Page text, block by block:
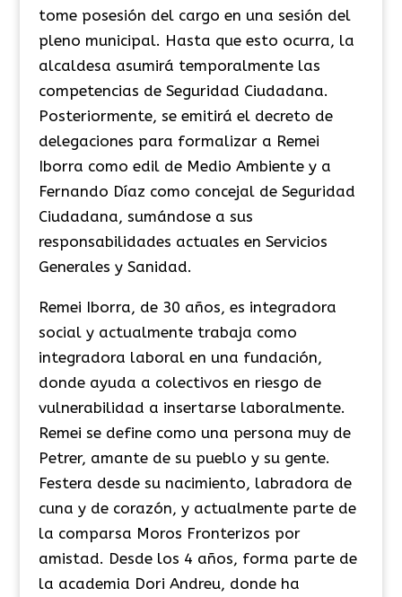
tome posesión del cargo en una sesión del
pleno municipal. Hasta que esto ocurra, la
alcaldesa asumirá temporalmente las
competencias de Seguridad Ciudadana.
Posteriormente, se emitirá el decreto de
delegaciones para formalizar a Remei
Iborra como edil de Medio Ambiente y a
Fernando Díaz como concejal de Seguridad
Ciudadana, sumándose a sus
responsabilidades actuales en Servicios
Generales y Sanidad.
Remei Iborra, de 30 años, es integradora
social y actualmente trabaja como
integradora laboral en una fundación,
donde ayuda a colectivos en riesgo de
vulnerabilidad a insertarse laboralmente.
Remei se define como una persona muy de
Petrer, amante de su pueblo y su gente.
Festera desde su nacimiento, labradora de
cuna y de corazón, y actualmente parte de
la comparsa Moros Fronterizos por
amistad. Desde los 4 años, forma parte de
la academia Dori Andreu, donde ha